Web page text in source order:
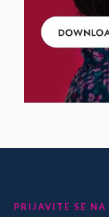
PRIJAVITE SE NA